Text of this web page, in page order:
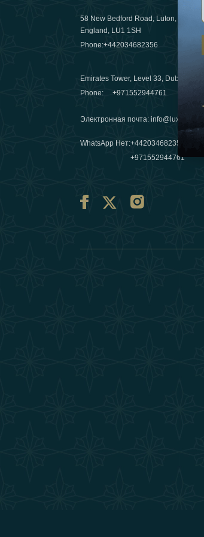
58 New Bedford Road, Luton,
England, LU1 1SH
Phone:+442034682356
Emirates Tower, Level 33, Dubai, UAE
Phone:+971552944761
Электронная почта:info@luxafar.com
WhatsApp Нет:+442034682356
+971552944761